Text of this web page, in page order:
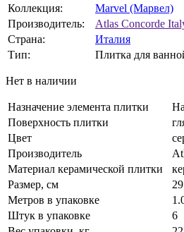
Коллекция:
Marvel (Марвел)
Производитель:
Atlas Concorde
Страна:
Италия
Тип:
Плитка для
Нет в наличии
Назначение элемента плитки
Поверхность плитки
Цвет
Производитель
Материал керамической плитки
Размер, см
Метров в упаковке
Штук в упаковке
6